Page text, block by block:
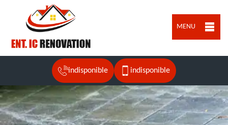
MENU
indisponible indisponible